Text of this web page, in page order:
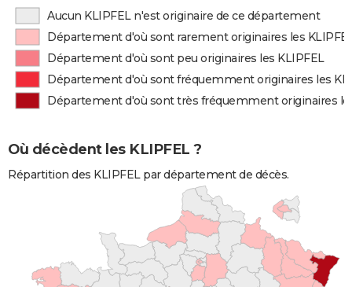
Aucun KLIPFEL n'est originaire de ce département
Département d'où sont rarement originaires les
Département d'où sont peu originaires les KLIPFEL
Département d'où sont fréquemment originaires les
Département d'où sont très fréquemment originaires
Où décèdent les KLIPFEL ?
Répartition des KLIPFEL par département de décès.